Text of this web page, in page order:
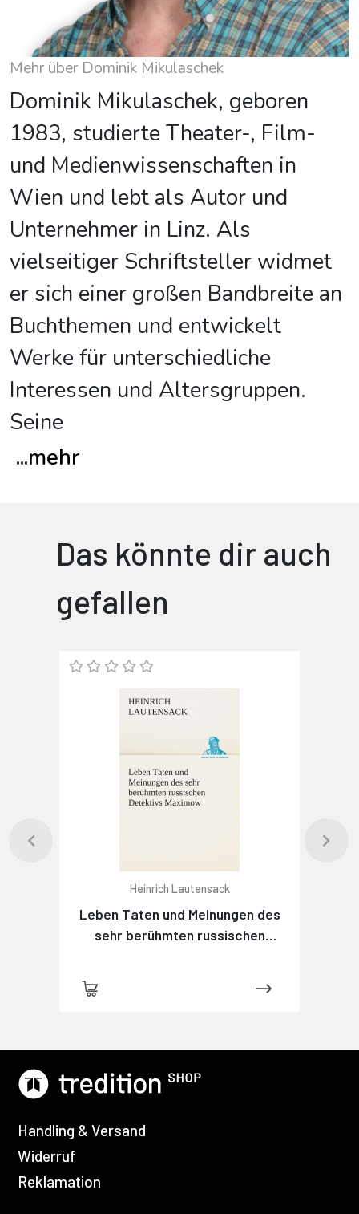
Mehr über Dominik Mikulaschek
Dominik Mikulaschek, geboren
1983, studierte Theater-, Film-
und Medienwissenschaften in
Wien und lebt als Autor und
Unternehmer in Linz. Als
vielseitiger Schriftsteller widmet
er sich einer großen Bandbreite an
Buchthemen und entwickelt
Werke für unterschiedliche
Interessen und Altersgruppen.
Seine
...mehr
Das könnte dir auch
gefallen
Heinrich Lautensack
Leben Taten und Meinungen des
sehr berühmten russischen
Handling & Versand
Widerruf
Reklamation